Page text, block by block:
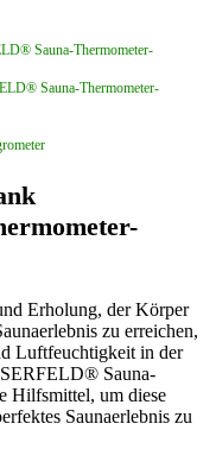
Sauna-Thermometer-
Sauna-Thermometer-
Erholung, der Körper
zu erreichen,
Luftfeuchtigkeit in der
Sauna-
Hilfsmittel, um diese
Saunaerlebnis zu